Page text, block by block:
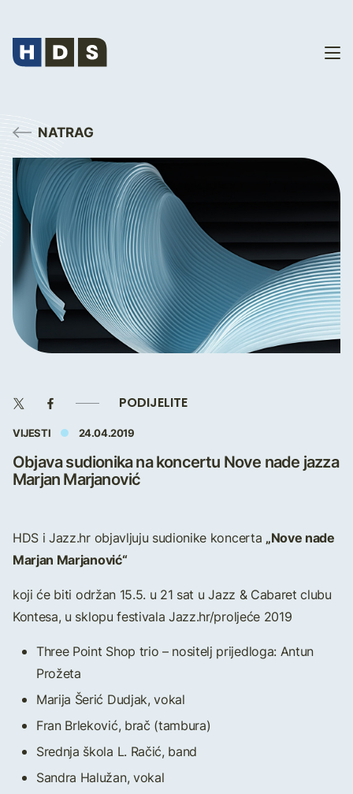
NATRAG
PODIJELITE
VIJESTI 24.04.2019
Objava sudionika na koncertu Nove nade jazza
Marjan Marjanović
HDS i Jazz.hr objavljuju sudionike koncerta „Nove nade
Marjan Marjanović“
koji će biti održan 15.5. u 21 sat u Jazz & Cabaret clubu
Kontesa, u sklopu festivala Jazz.hr/proljeće 2019
Three Point Shop trio – nositelj prijedloga: Antun
Prožeta
Marija Šerić Dudjak, vokal
Fran Brleković, brač (tambura)
Srednja škola L. Račić, band
Sandra Halužan, vokal